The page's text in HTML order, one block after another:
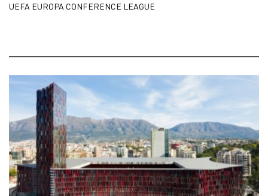
UEFA EUROPA CONFERENCE LEAGUE